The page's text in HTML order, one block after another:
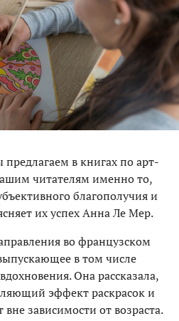
в книгах по арт-
читателям именно то,
благополучия и
их успех Анна Ле Мер.
во французском
в том числе
Она рассказала,
эффект раскрасок и
зависимости от возраста.